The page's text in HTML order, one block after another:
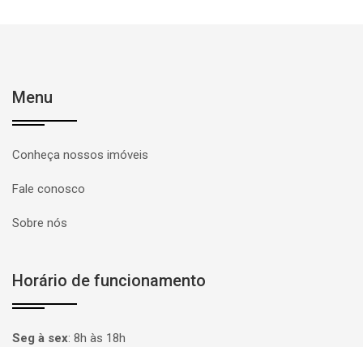
Menu
Conheça nossos imóveis
Fale conosco
Sobre nós
Horário de funcionamento
Seg à sex: 8h às 18h